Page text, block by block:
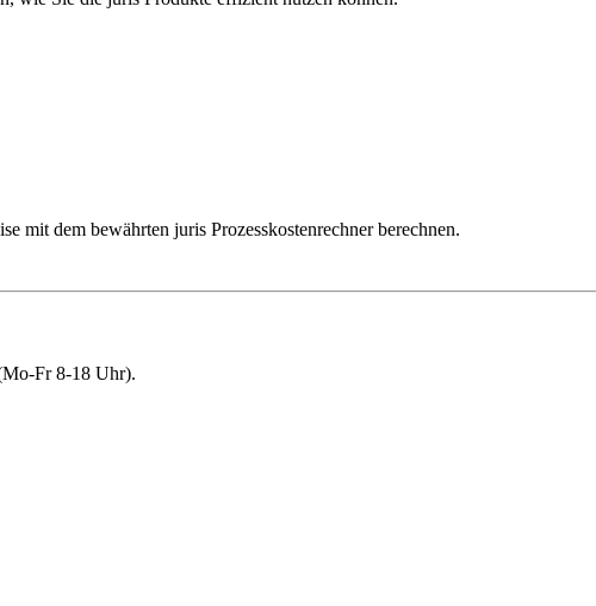
mit dem bewährten juris Prozesskostenrechner berechnen.
Fr 8-18 Uhr).